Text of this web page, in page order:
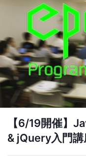
【6/19開催】
& jQuery入門講